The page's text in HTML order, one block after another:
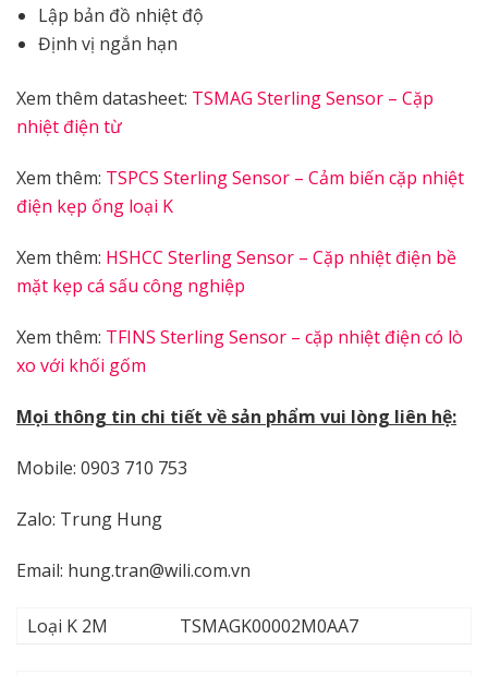
Lập bản đồ nhiệt độ
Định vị ngắn hạn
Xem thêm datasheet: TSMAG Sterling Sensor – Cặp
nhiệt điện từ
Xem thêm: TSPCS Sterling Sensor – Cảm biến cặp nhiệt
điện kẹp ống loại K
Xem thêm: HSHCC Sterling Sensor – Cặp nhiệt điện bề
mặt kẹp cá sấu công nghiệp
Xem thêm: TFINS Sterling Sensor – cặp nhiệt điện có lò
xo với khối gốm
Mọi thông tin chi tiết về sản phẩm vui lòng liên hệ:
Mobile: 0903 710 753
Zalo: Trung Hung
Email: hung.tran@wili.com.vn
Loại K 2M TSMAGK00002M0AA7